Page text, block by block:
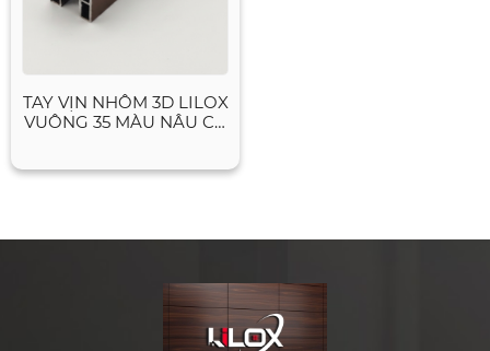
TAY VỊN NHÔM 3D LILOX
VUÔNG 35 MÀU NÂU CÀ